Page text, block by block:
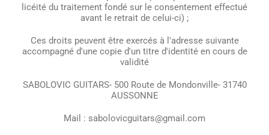
licéité du traitement fondé sur le consentement effectué
avant le retrait de celui-ci) ;
Ces droits peuvent être exercés à l'adresse suivante
accompagné d'une copie d'un titre d'identité en cours de
validité
SABOLOVIC GUITARS- 500 Route de Mondonville- 31740
AUSSONNE
Mail : sabolovicguitars@gmail.com